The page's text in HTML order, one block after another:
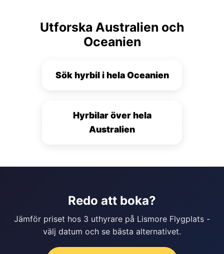
Utforska Australien och
Oceanien
Sök hyrbil i hela Oceanien
Hyrbilar över hela
Australien
Redo att boka?
Jämför priset hos 3 uthyrare på Lismore Flygplats -
välj datum och se bästa alternativet.